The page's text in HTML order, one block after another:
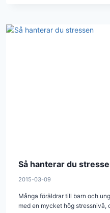
Så hanterar du
2015-03-09
Många föräldrar till barn och
med en mycket hög stressnivå,